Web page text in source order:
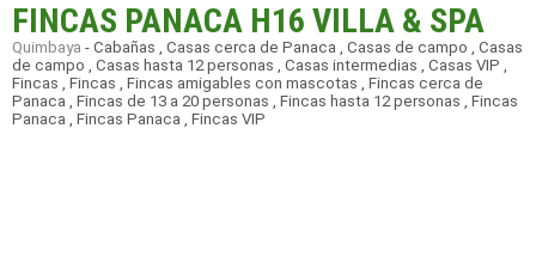
FINCAS PANACA H16 VILLA & SPA
Quimbaya - Cabañas , Casas cerca de Panaca , Casas de campo , Casas
de campo , Casas hasta 12 personas , Casas intermedias , Casas VIP ,
Fincas , Fincas , Fincas amigables con mascotas , Fincas cerca de
Panaca , Fincas de 13 a 20 personas , Fincas hasta 12 personas , Fincas
Panaca , Fincas Panaca , Fincas VIP